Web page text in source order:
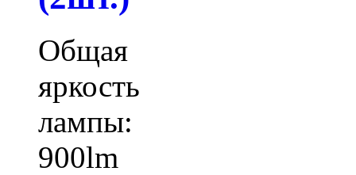
Общая
яркость
лампы:
900lm